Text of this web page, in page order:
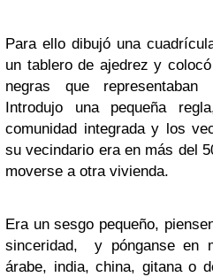
Para ello dibujó una
un tablero de ajedrez y
negras que
Introdujo una pequeña
comunidad integrada y los
su vecindario era en más del
moverse a otra vivienda.
Era un sesgo pequeño,
sinceridad, y pónganse en
árabe, india, china, gitana o